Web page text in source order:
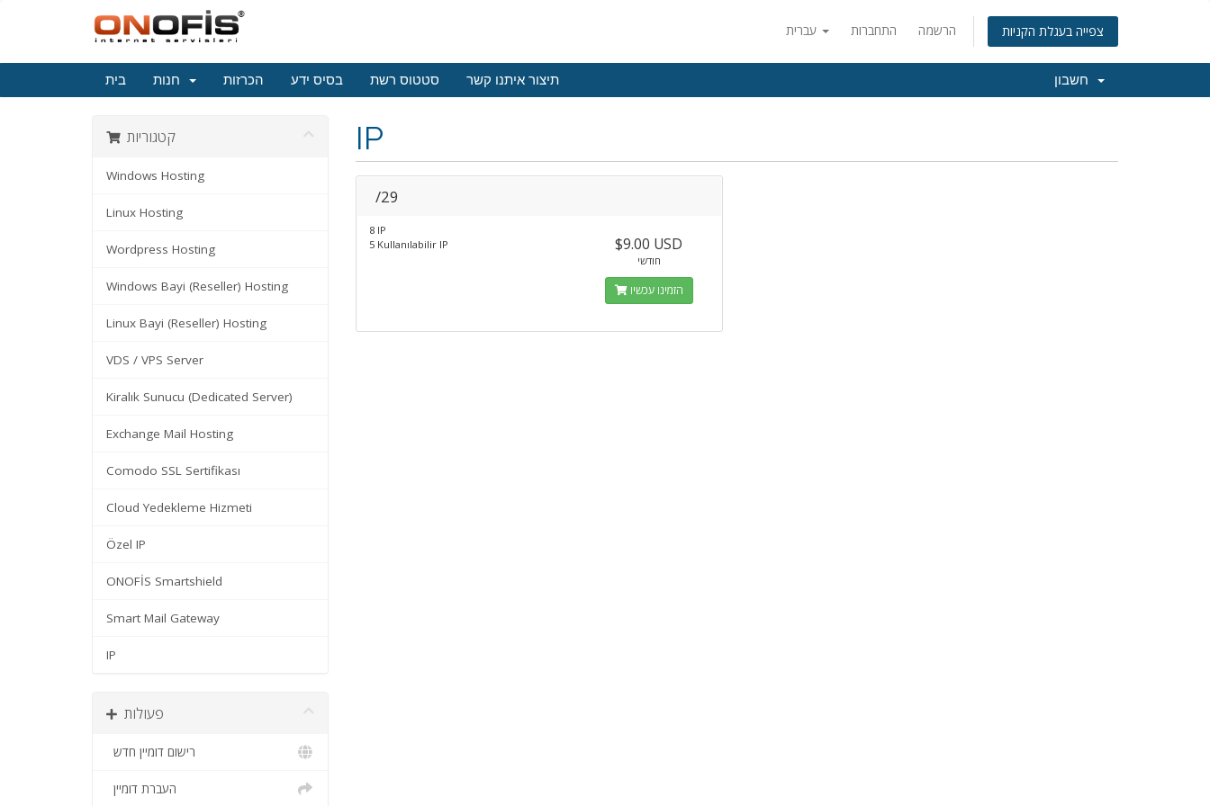
התחברות הרשמה צפייה בעגלת הקניות
בית הכרזות בסיס ידע סטטוס רשת תיצור איתנו קשר
קטגוריות
Windows Hosting
Linux Hosting
Wordpress Hosting
Windows Bayi (Reseller) Hosting
Linux Bayi (Reseller) Hosting
VDS / VPS Server
Kiralık Sunucu (Dedicated Server)
Exchange Mail Hosting
Comodo SSL Sertifikası
Cloud Yedekleme Hizmeti
Özel IP
ONOFİS Smartshield
Smart Mail Gateway
IP
פעולות
רישום דומיין חדש
העברת דומיין
IP
/29
8 IP
5 Kullanılabilir IP
$9.00 USD
חודשי
הזמינו עכשיו